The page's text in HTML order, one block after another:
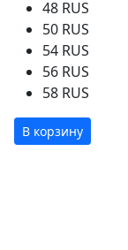
48 RUS
50 RUS
54 RUS
56 RUS
58 RUS
В корзину